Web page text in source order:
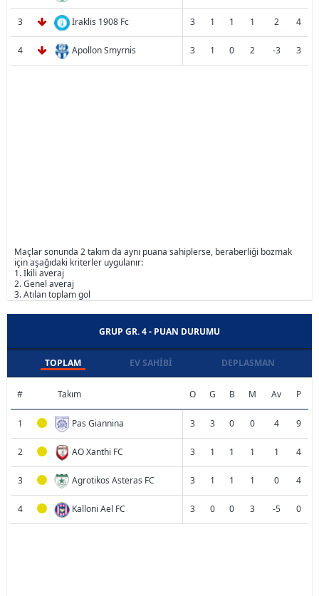
3 Iraklis 1908 Fc 3 1 1 1 2 4
4 Apollon Smyrnis 3 1 0 2 -3 3
Maçlar sonunda 2 takım da aynı puana sahiplerse, beraberliği bozmak
için aşağıdaki kriterler uygulanır:
1. İkili averaj
2. Genel averaj
3. Atılan toplam gol
GRUP GR. 4 - PUAN DURUMU
TOPLAM EV SAHIBI DEPLASMAN
# Takım O G B M Av P
1 Pas Giannina 3 3 0 0 4 9
2 AO Xanthi FC 3 1 1 1 1 4
3 Agrotikos Asteras FC 3 1 1 1 0 4
4 Kalloni Ael FC 3 0 0 3 -5 0